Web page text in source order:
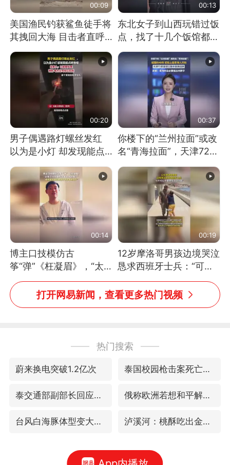
00:09
美国渔民钓获鲨鱼徒手将
其拽回大海 目击者直呼
震惊 （视频来源：参考
消息）
00:13
东北女子到山西玩错过饭
点，找了十几个饭馆都没
开门：午休到几点
00:20
男子偶遇路灯螺丝发红
以为是小灯 却发现能点
燃香烟 当事人：已报警
处理
00:37
你楼下的“兰州拉面”或改
名“青海拉面”，天津72家
面馆已集体更换招牌
00:14
博主口技模仿古
筝“弹”《枉凝眉》，“太
像了～你是吃古筝长大的
吗？”“或将成为首位考级
不带古筝的选手。”（来
00:19
12岁摩洛哥男孩边境哭泣
恳求西班牙士兵：“可不
可以不要把我遣返回国”
打开网易新闻，查看更多热门视频
热门搜索
蔚来换电突破1.2亿次 泰国校园枪击案死亡人数升至7人
泰交通部副部长回应中国人遭歧视手势 俄称欧洲若想和平解决冲突应停止援乌
台风白海豚体型变大近似13个浙江面积 泸溪河：桃酥吃出金属牙冠视频不实